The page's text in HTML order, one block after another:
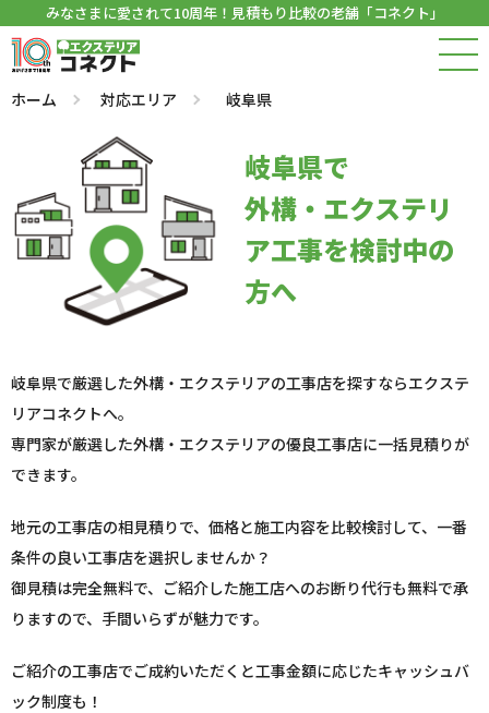
みなさまに愛されて10周年！見積もり比較の老舗「コネクト」
ホーム 対応エリア 岐阜県
岐阜県で
外構・エクステリ
ア工事を検討中の
方へ
岐阜県で厳選した外構・エクステリアの工事店を探すならエクステ
リアコネクトへ。
専門家が厳選した外構・エクステリアの優良工事店に一括見積りが
できます。
地元の工事店の相見積りで、価格と施工内容を比較検討して、一番
条件の良い工事店を選択しませんか？
御見積は完全無料で、ご紹介した施工店へのお断り代行も無料で承
りますので、手間いらずが魅力です。
ご紹介の工事店でご成約いただくと工事金額に応じたキャッシュバ
ック制度も！